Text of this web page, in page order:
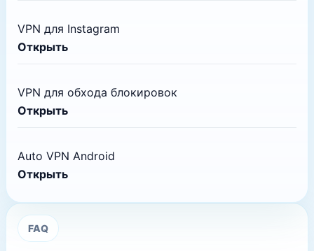
VPN для Instagram
Открыть
VPN для обхода блокировок
Открыть
Auto VPN Android
Открыть
FAQ